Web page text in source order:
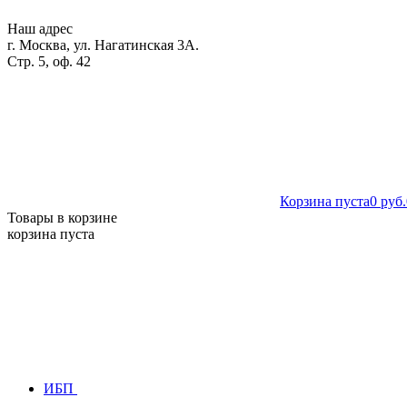
Наш адрес
г. Москва, ул. Нагатинская 3А.
Стр. 5, оф. 42
Корзина пуста0 руб.
Товары в корзине
корзина пуста
ИБП